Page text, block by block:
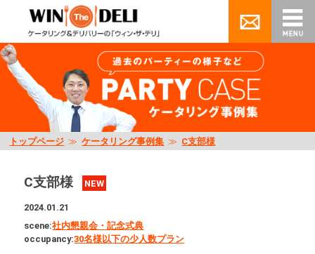
トップページ ≫ケータリング事例集 ≫ C支部様
C支部様 NEW
2024.01.21
scene:社内懇親会・記念式典
occupancy:30名様以下の少人数プラン